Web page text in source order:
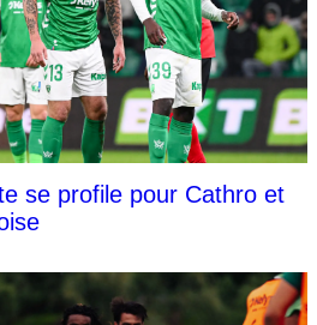
se profile pour Cathro et